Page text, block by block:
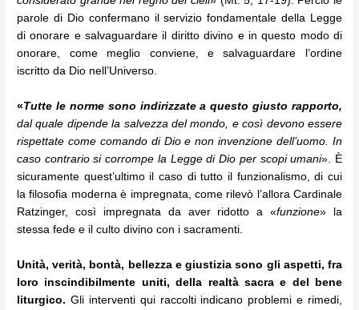
parole di Dio confermano il servizio fondamentale della Legge
di onorare e salvaguardare il diritto divino e in questo modo di
onorare, come meglio conviene, e salvaguardare l’ordine
iscritto da Dio nell’Universo.
«Tutte le norme sono indirizzate a questo giusto rapporto,
dal quale dipende la salvezza del mondo, e così devono essere
rispettate come comando di Dio e non invenzione dell’uomo. In
caso contrario si corrompe la Legge di Dio per scopi umani». È
sicuramente quest’ultimo il caso di tutto il funzionalismo, di cui
la filosofia moderna è impregnata, come rilevò l’allora Cardinale
Ratzinger, così impregnata da aver ridotto a «funzione» la
stessa fede e il culto divino con i sacramenti.
Unità, verità, bontà, bellezza e giustizia sono gli aspetti, fra
loro inscindibilmente uniti, della realtà sacra e del bene
liturgico. Gli interventi qui raccolti indicano problemi e rimedi,